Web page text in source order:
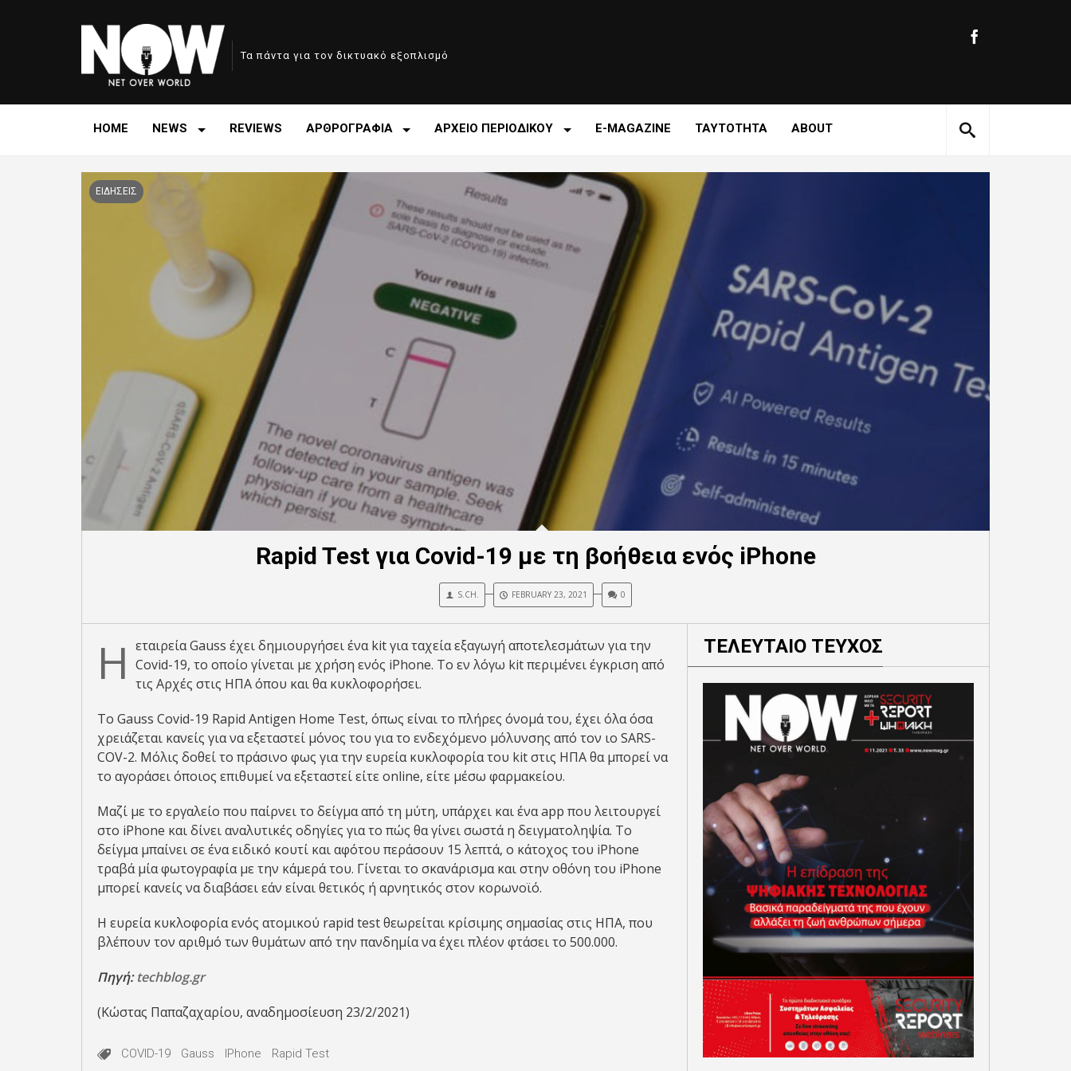
Τα πάντα για τον δικτυακό εξοπλισμό
HOME NEWS REVIEWS ΑΡΘΡΟΓΡΑΦΙΑ ΑΡΧΕΙΟ ΠΕΡΙΟΔΙΚΟΥ E-MAGAZINE ΤΑΥΤΟΤΗΤΑ ABOUT
ΕΙΔΗΣΕΙΣ
Rapid Test για Covid-19 με τη βοήθεια ενός iPhone
S.CH. FEBRUARY 23, 2021 0
H εταιρεία Gauss έχει δημιουργήσει ένα kit για ταχεία εξαγωγή αποτελεσμάτων για την
Covid-19, το οποίο γίνεται με χρήση ενός iPhone. To εν λόγω kit περιμένει έγκριση από
τις Αρχές στις ΗΠΑ όπου και θα κυκλοφορήσει.
Το Gauss Covid-19 Rapid Antigen Home Test, όπως είναι το πλήρες όνομά του, έχει όλα όσα
χρειάζεται κανείς για να εξεταστεί μόνος του για το ενδεχόμενο μόλυνσης από τον ιο SARS-
COV-2. Μόλις δοθεί το πράσινο φως για την ευρεία κυκλοφορία του kit στις ΗΠΑ θα μπορεί να
το αγοράσει όποιος επιθυμεί να εξεταστεί είτε online, είτε μέσω φαρμακείου.
Μαζί με το εργαλείο που παίρνει το δείγμα από τη μύτη, υπάρχει και ένα app που λειτουργεί
στο iPhone και δίνει αναλυτικές οδηγίες για το πώς θα γίνει σωστά η δειγματοληψία. Το
δείγμα μπαίνει σε ένα ειδικό κουτί και αφότου περάσουν 15 λεπτά, ο κάτοχος του iPhone
τραβά μία φωτογραφία με την κάμερά του. Γίνεται το σκανάρισμα και στην οθόνη του iPhone
μπορεί κανείς να διαβάσει εάν είναι θετικός ή αρνητικός στον κορωνοϊό.
Η ευρεία κυκλοφορία ενός ατομικού rapid test θεωρείται κρίσιμης σημασίας στις ΗΠΑ, που
βλέπουν τον αριθμό των θυμάτων από την πανδημία να έχει πλέον φτάσει το 500.000.
Πηγή:techblog.gr
(Κώστας Παπαζαχαρίου, αναδημοσίευση 23/2/2021)
COVID-19 Gauss IPhone Rapid Test
ΤΕΛΕΥΤΑΙΟ ΤΕΥΧΟΣ